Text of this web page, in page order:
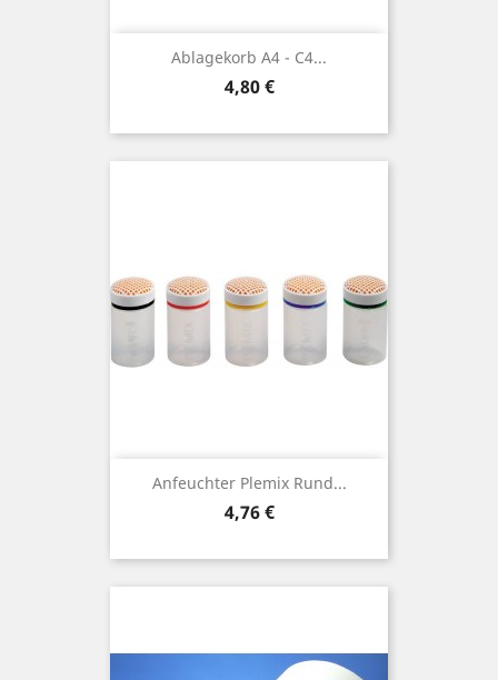
Ablagekorb A4 - C4...
Preis
4,80 €
Anfeuchter Plemix Rund...
Preis
4,76 €